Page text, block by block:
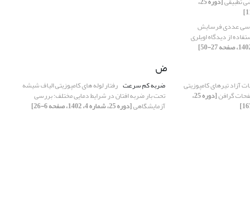
عددی فرسایش
از دیدگاه اویلری
آزاد تیرهای کامپوزیتی
گرافن [دوره 25،
ض
ضربه کم سرعت رفتار لوله های کامپوزیتی الیاف شیشه
تحت بار ضربه افتان در شرایط دمایی مختلف: بررسی
آزمایشگاهی[دوره 25، شماره 4، 1402، صفحه 6-26]